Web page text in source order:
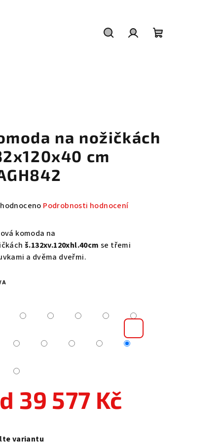
na nožičkách
cm
Podrobnosti hodnocení
komoda na
š.132xv.120xhl.40cm se třemi
a dvěma dveřmi.
39 577 Kč
variantu